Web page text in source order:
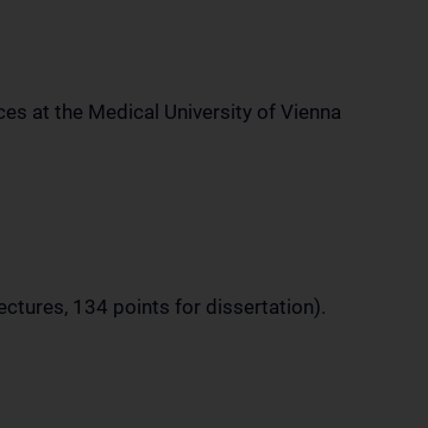
at the Medical University of Vienna
134 points for dissertation).